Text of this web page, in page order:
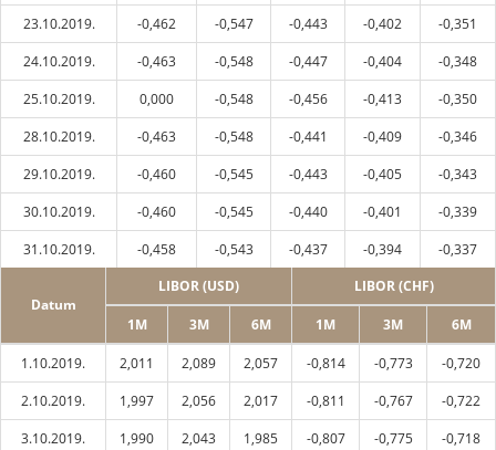
23.10.2019. -0,462 -0,547 -0,443 -0,402
-0,351
24.10.2019.
-0,463 -0,548 -0,447 -0,404
-0,348
25.10.2019.
0,000 -0,548 -0,456 -0,413
-0,350
28.10.2019.
-0,463 -0,548 -0,441 -0,409
-0,346
29.10.2019.
-0,460 -0,545 -0,443 -0,405
-0,343
30.10.2019.
-0,460 -0,545 -0,440 -0,401
-0,339
31.10.2019.
-0,458 -0,543 -0,437 -0,394 -0,337
Datum
LIBOR (USD) LIBOR (CHF)
1M 3M 6M 1M 3M 6M
1.10.2019. 2,011 2,089 2,057 -0,814 -0,773
-0,720
2.10.2019.
1,997 2,056 2,017 -0,811 -0,767
-0,722
3.10.2019.
1,990 2,043 1,985 -0,807 -0,775
-0,718